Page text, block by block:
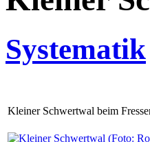
Systematik
Kleiner Schwertwal beim